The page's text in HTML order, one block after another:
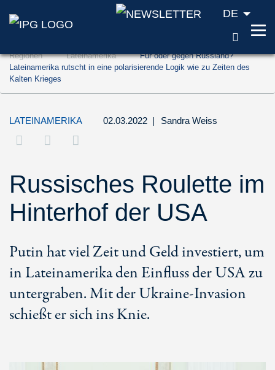
Zum Inhalt springen (Accesskey '1')
Zur Suche springen (Accesskey '2')
Zur Navigation springen (Accesskey '3')
DE
Regionen Lateinamerika
Für oder gegen Russland?
Lateinamerika rutscht in eine polarisierende Logik wie zu Zeiten des
Kalten Krieges
LATEINAMERIKA 02.03.2022 | Sandra Weiss
Russisches Roulette im
Hinterhof der USA
Putin hat viel Zeit und Geld investiert, um
in Lateinamerika den Einfluss der USA zu
untergraben. Mit der Ukraine-Invasion
schießt er sich ins Knie.